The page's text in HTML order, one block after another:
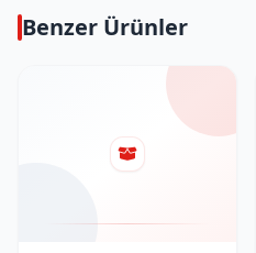
Benzer Ürünler